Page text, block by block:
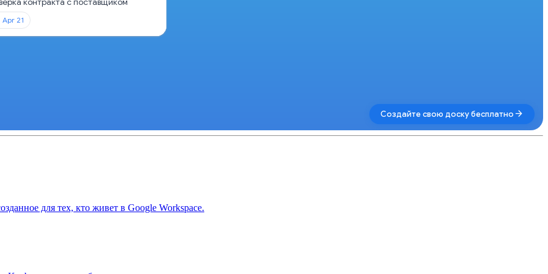
Apr 21
Создайте свою доску бесплатно arrow_forward
для тех, кто живет в Google Workspace.